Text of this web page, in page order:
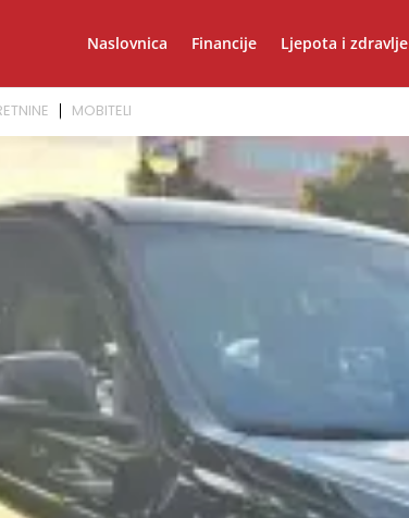
Naslovnica Financije Ljepota i zdravlje